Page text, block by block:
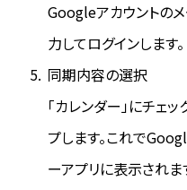
Googleアカウントの
力してログインします。
同期内容の選択
「カレンダー」にチェ
プします。これで
ーアプリに表示されま